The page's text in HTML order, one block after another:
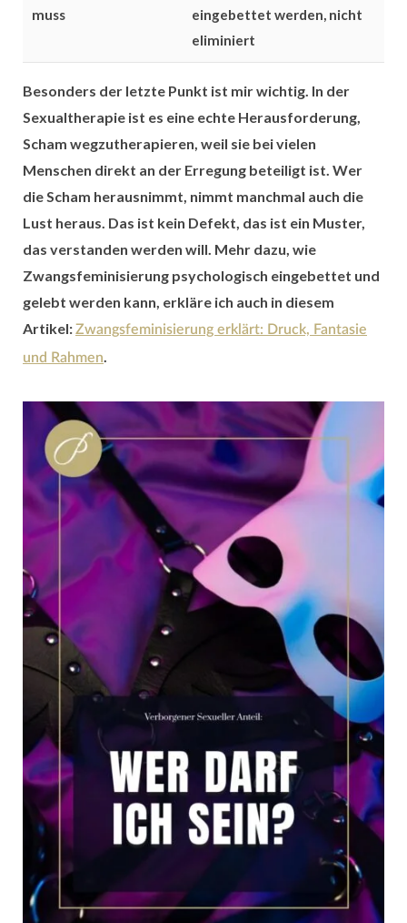
muss
eingebettet werden, nicht
eliminiert
Besonders der letzte Punkt ist mir wichtig. In der
Sexualtherapie ist es eine echte Herausforderung,
Scham wegzutherapieren, weil sie bei vielen
Menschen direkt an der Erregung beteiligt ist. Wer
die Scham herausnimmt, nimmt manchmal auch die
Lust heraus. Das ist kein Defekt, das ist ein Muster,
das verstanden werden will. Mehr dazu, wie
Zwangsfeminisierung psychologisch eingebettet und
gelebt werden kann, erkläre ich auch in diesem
Artikel:Zwangsfeminisierung erklärt: Druck, Fantasie
und Rahmen